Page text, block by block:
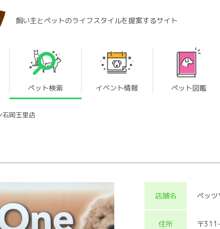
飼い主とペットのライフスタイルを提案するサイト
ペット検索 イベント情報 ペット図鑑
石岡玉里店
店舗名 ペッ
住所
〒